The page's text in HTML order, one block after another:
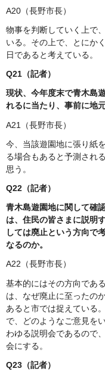
A20（長野市長）
物事を判断していく上で
いる。その上で、とにか
日であると考えている。
Q21（記者）
現状、今年度末で青木島
れるに当たり、事前に地
A21（長野市長）
今、当該遊園地に張り紙
る場合もあると予測され
思う。
Q22（記者）
青木島遊園地に関して確
は、住民の皆さまに説明
しては廃止という方向で
なるのか。
A22（長野市長）
基本的にはその方向であ
は、なぜ廃止に至ったの
あると市では捉えている
で、どのようなご意見を
わゆる説明会であるので
会にする。
Q23（記者）